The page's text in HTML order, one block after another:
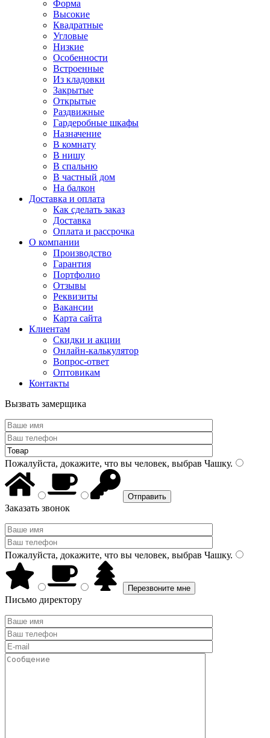
Форма
Высокие
Квадратные
Угловые
Низкие
Особенности
Встроенные
Из кладовки
Закрытые
Открытые
Раздвижные
Гардеробные шкафы
Назначение
В комнату
В нишу
В спальню
В частный дом
На балкон
Доставка и оплата
Как сделать заказ
Доставка
Оплата и рассрочка
О компании
Производство
Гарантия
Портфолио
Отзывы
Реквизиты
Вакансии
Карта сайта
Клиентам
Скидки и акции
Онлайн-калькулятор
Вопрос-ответ
Оптовикам
Контакты
Вызвать замерщика
Пожалуйста, докажите, что вы человек, выбрав Чашку.
Заказать звонок
Пожалуйста, докажите, что вы человек, выбрав Чашку.
Письмо директору